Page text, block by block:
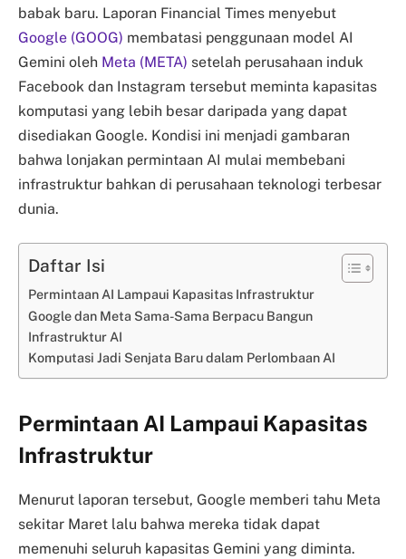
babak baru. Laporan Financial Times menyebut
Google (GOOG) membatasi penggunaan model AI
Gemini oleh Meta (META) setelah perusahaan induk
Facebook dan Instagram tersebut meminta kapasitas
komputasi yang lebih besar daripada yang dapat
disediakan Google. Kondisi ini menjadi gambaran
bahwa lonjakan permintaan AI mulai membebani
infrastruktur bahkan di perusahaan teknologi terbesar
dunia.
Daftar Isi
Permintaan AI Lampaui Kapasitas Infrastruktur
Google dan Meta Sama-Sama Berpacu Bangun
Infrastruktur AI
Komputasi Jadi Senjata Baru dalam Perlombaan AI
Permintaan AI Lampaui Kapasitas
Infrastruktur
Menurut laporan tersebut, Google memberi tahu Meta
sekitar Maret lalu bahwa mereka tidak dapat
memenuhi seluruh kapasitas Gemini yang diminta.